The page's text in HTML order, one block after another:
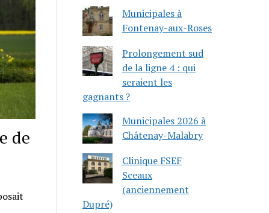
de
Municipales à
Fontenay-aux-Roses
Prolongement sud
de la ligne 4 : qui
seraient les
gagnants ?
Municipales 2026 à
Châtenay-Malabry
Clinique FSEF
Sceaux
(anciennement
Dupré)